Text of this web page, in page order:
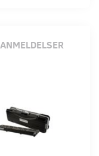
ANMELDELSER